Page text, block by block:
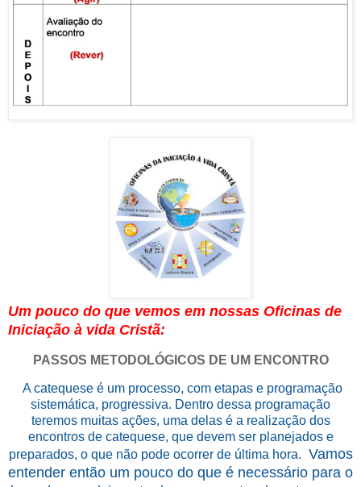
Um pouco do que vemos em nossas Oficinas de
Iniciação à vida Cristã:
PASSOS METODOLÓGICOS DE UM ENCONTRO
A catequese é um processo, com etapas e programação
sistemática, progressiva. Dentro dessa programação
teremos muitas ações, uma delas é a realização dos
encontros de catequese, que devem ser planejados e
preparados, o que não pode ocorrer de última hora. Vamos
entender então um pouco do que é necessário para o